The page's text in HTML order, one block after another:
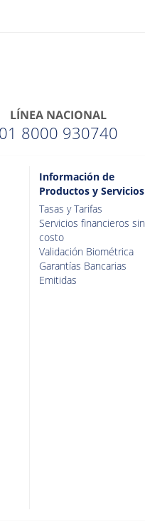
LÍNEA NACIONAL
01 8000 930740
Información de
Productos y Servicios
Tasas y Tarifas
Servicios financieros sin
costo
Validación Biométrica
Garantías Bancarias
Emitidas